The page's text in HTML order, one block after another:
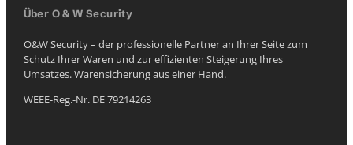
Über O & W Security
O&W Security – der professionelle Partner an Ihrer Seite zum
Schutz Ihrer Waren und zur effizienten Steigerung Ihres
Umsatzes. Warensicherung aus einer Hand.
WEEE-Reg.-Nr. DE 79214263